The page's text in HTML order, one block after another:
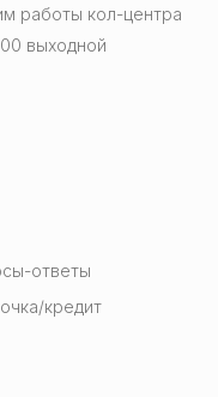
работы кол-центра
выходной
ответы
кредит